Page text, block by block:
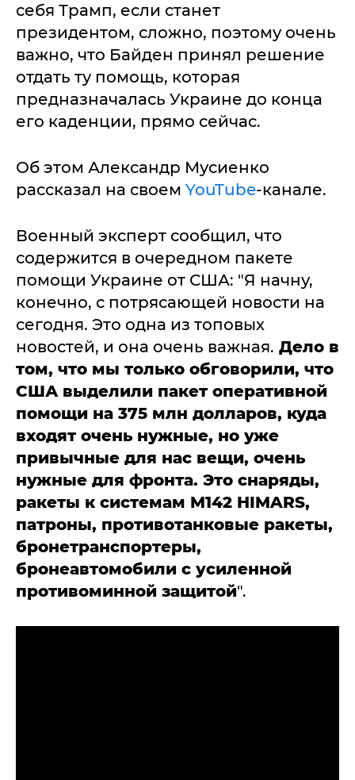
себя Трамп, если станет
президентом, сложно, поэтому очень
важно, что Байден принял решение
отдать ту помощь, которая
предназначалась Украине до конца
его каденции, прямо сейчас.
Об этом Александр Мусиенко
рассказал на своем YouTube-канале.
Военный эксперт сообщил, что
содержится в очередном пакете
помощи Украине от США: "Я начну,
конечно, с потрясающей новости на
сегодня. Это одна из топовых
новостей, и она очень важная. Дело в
том, что мы только обговорили, что
США выделили пакет оперативной
помощи на 375 млн долларов, куда
входят очень нужные, но уже
привычные для нас вещи, очень
нужные для фронта. Это снаряды,
ракеты к системам M142 HIMARS,
патроны, противотанковые ракеты,
бронетранспортеры,
бронеавтомобили с усиленной
противоминной защитой".